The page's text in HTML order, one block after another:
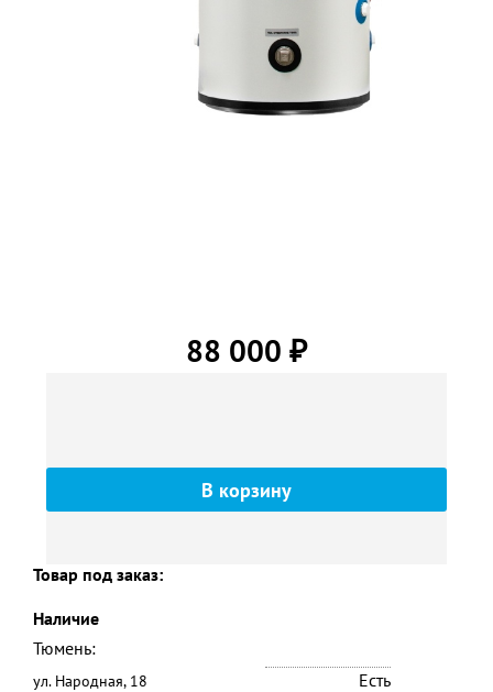
88 000 ₽
Товар под заказ:
Наличие
Тюмень:
ул. Народная, 18 Есть